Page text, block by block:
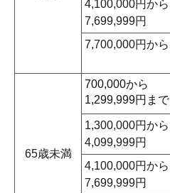
4,100,000円から
7,699,999円
7,700,000円から
65歳未満
700,000から
1,299,999円まで
1,300,000円から
4,099,999円
4,100,000円から
7,699,999円